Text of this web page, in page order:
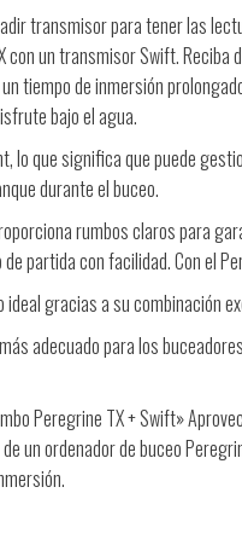
transmisor para tener las
con un transmisor Swift.Reciba
tiempo de inmersión
bajo el agua.
lo que significa que puede
durante el buceo.
rumbos claros para
partida con facilidad.Con el
ideal gracias a su combinación
adecuado para los buceadores
Peregrine TX + Swift»
un ordenador de buceo